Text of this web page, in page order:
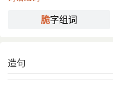
脆字组词
造句